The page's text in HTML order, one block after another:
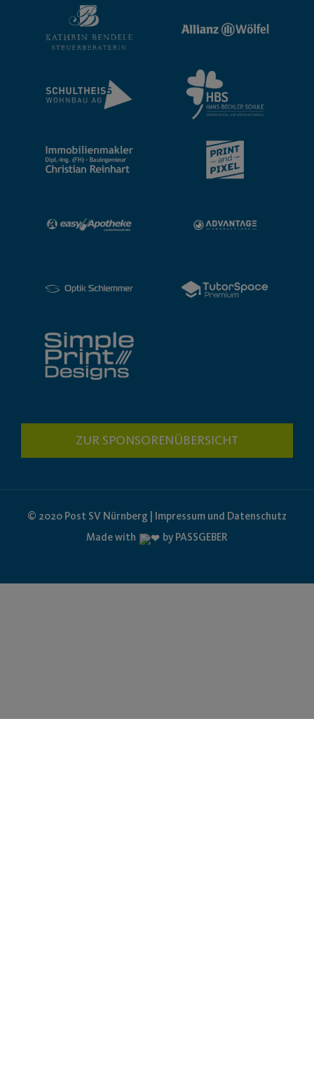
ZUR SPONSORENÜBERSICHT
© 2020 Post SV Nürnberg | Impressum und Datenschutz
Made with
by PASSGEBER